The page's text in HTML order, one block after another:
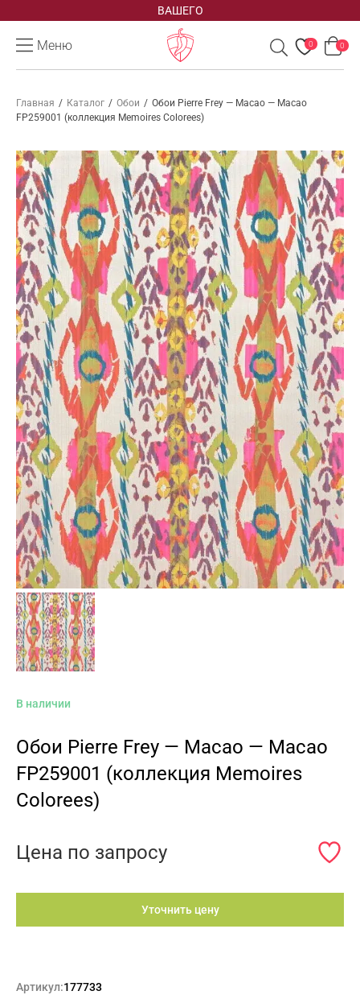
ВАШЕГО
Меню 0 0
Главная / Каталог / Обои / Обои Pierre Frey — Macao — Macao
FP259001 (коллекция Memoires Colorees)
В наличии
Обои Pierre Frey — Macao — Macao
FP259001 (коллекция Memoires
Colorees)
Цена по запросу
Уточнить цену
Артикул:177733